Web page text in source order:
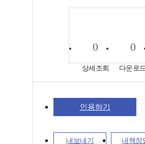
0
상세조회
0
다운로
인용하기
내보내기 내책장